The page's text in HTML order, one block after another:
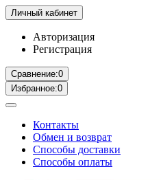
Личный кабинет
Авторизация
Регистрация
Сравнение:0
Избранное:0
Контакты
Обмен и возврат
Способы доставки
Способы оплаты